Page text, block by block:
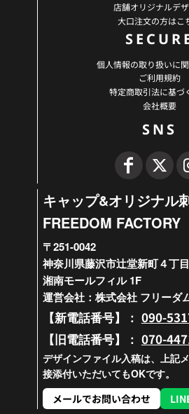
店舗オリジナルデ
大口注文の方はこ
個人情報の取り扱いに
ご利用規約
特定商取引法に基づ
会社概要
SNS
キャップ&オリジナル
FREEDOM FACTORY
〒251-0042
神奈川県藤沢市辻堂新町４丁
湘南モールフィル 1F
運営会社：株式会社 フリー
【新電話番号】： 090-
【旧電話番号】： 070-
デザインファイル入稿は、上記
接添付いただいてもOKです。
メールでお問い合わせ